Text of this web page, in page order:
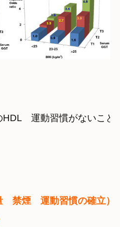
　運動習慣がないこと
禁煙　運動習慣の確立）